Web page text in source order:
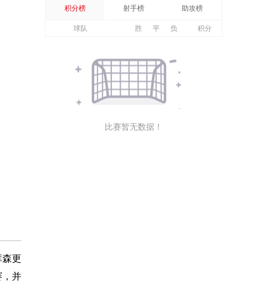
更
，并
积分榜 射手榜 助攻榜
球队 胜 平 负 积分
比赛暂无数据！